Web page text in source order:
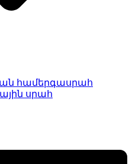
համերգասրահ
սրահ